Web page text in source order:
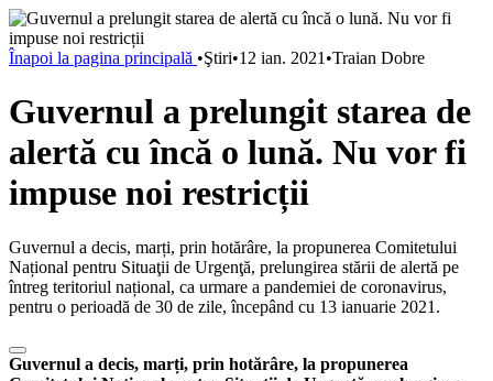
Înapoi la pagina principală •Ştiri•12 ian. 2021 •Traian Dobre
Guvernul a prelungit starea de
alertă cu încă o lună. Nu vor fi
impuse noi restricții
Guvernul a decis, marți, prin hotărâre, la propunerea Comitetului
Național pentru Situaţii de Urgenţă, prelungirea stării de alertă pe
întreg teritoriul național, ca urmare a pandemiei de coronavirus,
pentru o perioadă de 30 de zile, începând cu 13 ianuarie 2021.
Guvernul a decis, marți, prin hotărâre, la propunerea